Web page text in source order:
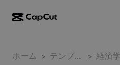
CapCutデスクトップ
ソーシャルメディアのテン
ホーム > テンプレート > 経済